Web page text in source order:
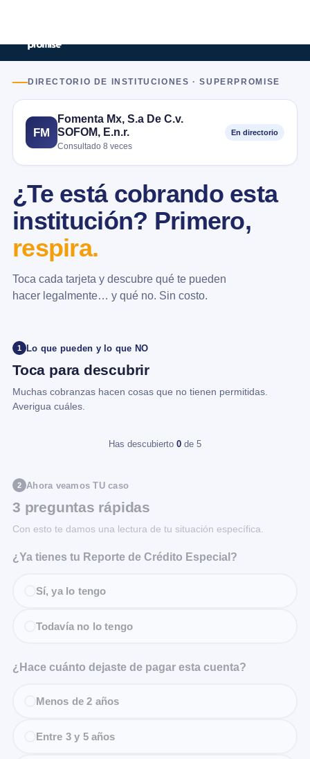
DIRECTORIO DE INSTITUCIONES · SUPERPROMISE
FM
Fomenta Mx, S.a De C.v.
SOFOM, E.n.r.
Consultado 8 veces
En directorio
¿Te está cobrando esta
institución? Primero,
respira.
Toca cada tarjeta y descubre qué te pueden
hacer legalmente… y qué no. Sin costo.
1 Lo que pueden y lo que NO
Toca para descubrir
Muchas cobranzas hacen cosas que no tienen permitidas.
Averigua cuáles.
Has descubierto 0 de 5
2 Ahora veamos TU caso
3 preguntas rápidas
Con esto te damos una lectura de tu situación específica.
¿Ya tienes tu Reporte de Crédito Especial?
Sí, ya lo tengo
Todavía no lo tengo
¿Hace cuánto dejaste de pagar esta cuenta?
Menos de 2 años
Entre 3 y 5 años